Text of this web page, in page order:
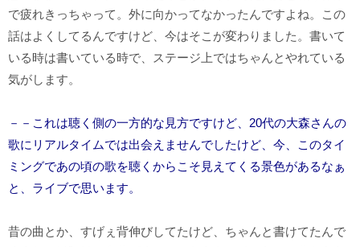
で疲れきっちゃって。外に向かってなかったんですよね。この
話はよくしてるんですけど、今はそこが変わりました。書いて
いる時は書いている時で、ステージ上ではちゃんとやれている
気がします。
－－これは聴く側の一方的な見方ですけど、20代の大森さんの
歌にリアルタイムでは出会えませんでしたけど、今、このタイ
ミングであの頃の歌を聴くからこそ見えてくる景色があるなぁ
と、ライブで思います。
昔の曲とか、すげぇ背伸びしてたけど、ちゃんと書けてたんで